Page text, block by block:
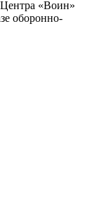
«Воин»
оборонно-